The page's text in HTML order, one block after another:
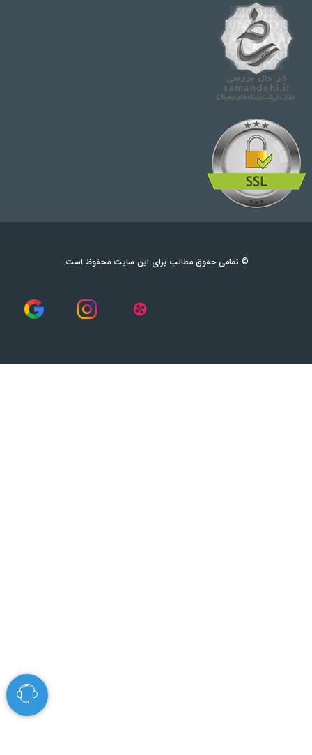
© تمامی حقوق مطالب برای این سایت محفوظ است.